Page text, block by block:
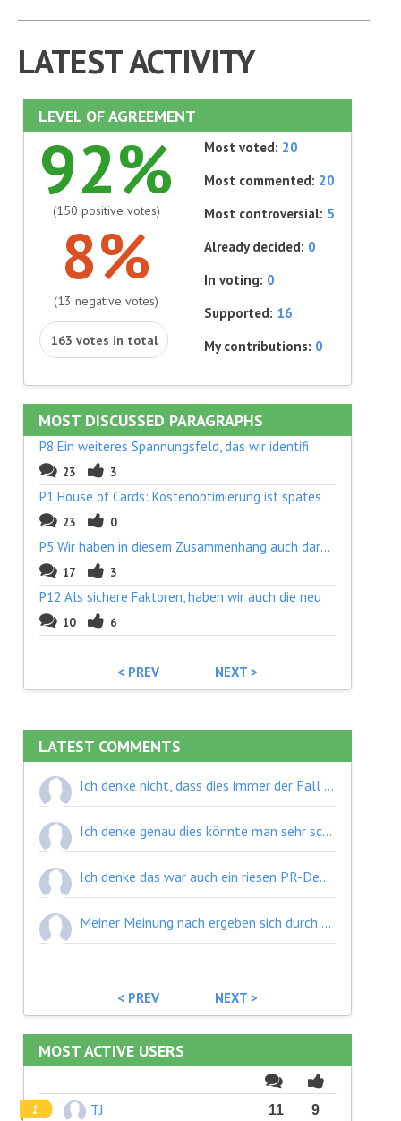
LATEST ACTIVITY
LEVEL OF AGREEMENT
92%
(150 positive votes)
8%
(13 negative votes)
163 votes in total
Most voted: 20
Most commented: 20
Most controversial: 5
Already decided: 0
In voting: 0
Supported: 16
My contributions: 0
MOST DISCUSSED PARAGRAPHS
P8 Ein weiteres Spannungsfeld, das wir identifi
23 3
P1 House of Cards: Kostenoptimierung ist spätes
23 0
P5 Wir haben in diesem Zusammenhang auch darauf
17 3
P12 Als sichere Faktoren, haben wir auch die neu
10 6
< PREV NEXT >
LATEST COMMENTS
Ich denke nicht, dass dies immer der Fall ist. Man siehe sich nur das Mercosur-EU abkommen an - das wird ja von so vielen Staaten nicht unterstützt, weil eine weitere extreme Rodung des Regenwalds dadurch beschleunigt wird. Handelsabkommen führen zu mehr wirtschaftlicher Tätigkeit = mehr Ressourcennutzen und Umweltschäden = mehr Klimaflüchtlingen und sozial benachteiligten Bevölkerungsgruppen, welche von Naturkatastrophen heimgesucht werden = arbeiten gegen friedliche Zustände und Stabilität. Von den Abkommen profitieren in sich entwickelnden Ländern zumeist auch nur die dortigen Eliten und ihre Unternehmen, während die ArbeiterInnen noch mehr ausgebeutet werden, da neue Märkte erschlossen werden.
Ich denke genau dies könnte man sehr schnell ändern. Einfach den Textilriesen vorschreiben, sie müsse einen gewissen Anteil der Kleidung die sie in der EU verkaufen auch innerhalb der EU produzieren und diesen Anteil dann jährlich steigern + den Zoll auf Importwaren erhöhen (funktioniert ja bei Netflix z.B. auch bestens). Die Unternehmen können die Kosten so nicht an die Kunden weitergeben, sie werden einfach weniger Marge machen. Bis die Ausbeutung der Südostasiaten ein Ende hat. Wer profitiert eigentlich davon, dass das T-Shirt aus Bangladesch kommt? Kann irgendjemand ein T-Shirt aus Bulgarien und eines aus Bangladesch bei ZARA an etwas Anderem außer dem Label, auseinandererkennen?
Ich denke das war auch ein riesen PR-Debakel der EU. 1 Land hat gesagt es exportiert mal vorerst keinen MNS-Schutz ins Ausland aufgrund der bevorstehenden Pandemie und am nächsten Tag rollten schon die Container aus China unter dröhnenden Fanfaren in Italien von den Schiffen. Dabei war es ja gar nicht so, dass kein zwischenstaatlicher Austausch stattgefunden hat, es wurde nur wirklich sehr sehr schlecht kommuniziert.
Meiner Meinung nach ergeben sich durch den Klimawandel neue Möglichkeiten für Unternehmen. Unternehmen, die unzureichend auf den Klimawandel und alle damit einhergehenden Maßnahmen eingehen, werden früher oder später einen Wettbewerbsnachteil mit sich ziehen. Reagiert ein Unternehmen beispielsweise jetzt schon vorausschauend mit Maßnahmen wie dem Aufbau von Pufferkazapitäten in der supply chain bei etwaigen Ausfällen durch extreme Klimaereignisse - oder auch ein X-event wie eine Pandemie - wird es gegenüber anderen Unternehmen einen klaren Wettbewerbsvorteil haben.
< PREV NEXT >
MOST ACTIVE USERS
TJ 11 9